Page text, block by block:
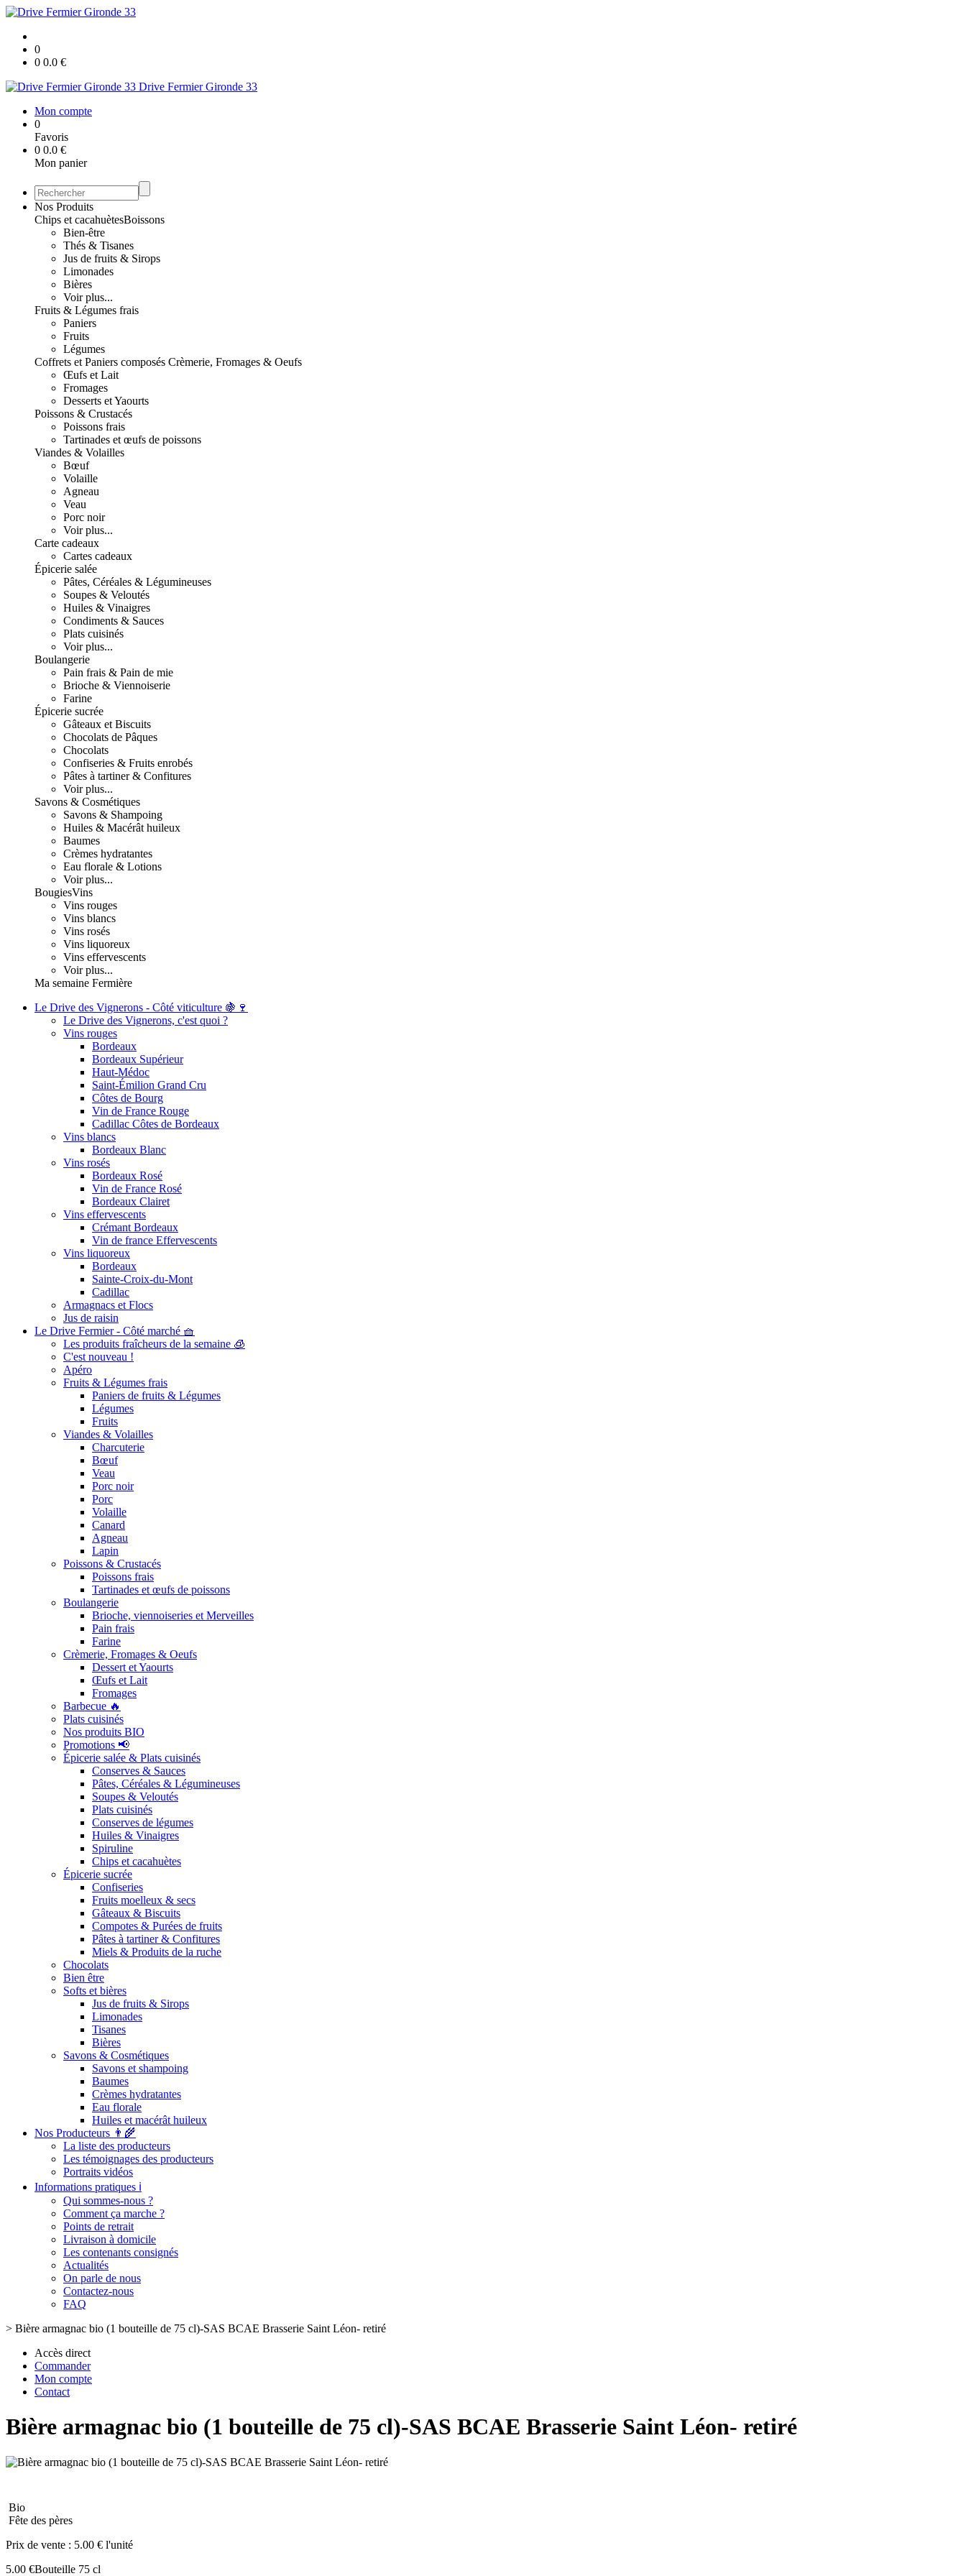
0
0 0.0 €
Drive Fermier Gironde 33
Mon compte
0
Favoris
0 0.0 €
Mon panier
Nos Produits
Chips et cacahuètesBoissons
Bien-être
Thés & Tisanes
Jus de fruits & Sirops
Limonades
Bières
Voir plus...
Fruits & Légumes frais
Paniers
Fruits
Légumes
Coffrets et Paniers composés Crèmerie, Fromages & Oeufs
Œufs et Lait
Fromages
Desserts et Yaourts
Poissons & Crustacés
Poissons frais
Tartinades et œufs de poissons
Viandes & Volailles
Bœuf
Volaille
Agneau
Veau
Porc noir
Voir plus...
Carte cadeaux
Cartes cadeaux
Épicerie salée
Pâtes, Céréales & Légumineuses
Soupes & Veloutés
Huiles & Vinaigres
Condiments & Sauces
Plats cuisinés
Voir plus...
Boulangerie
Pain frais & Pain de mie
Brioche & Viennoiserie
Farine
Épicerie sucrée
Gâteaux et Biscuits
Chocolats de Pâques
Chocolats
Confiseries & Fruits enrobés
Pâtes à tartiner & Confitures
Voir plus...
Savons & Cosmétiques
Savons & Shampoing
Huiles & Macérât huileux
Baumes
Crèmes hydratantes
Eau florale & Lotions
Voir plus...
BougiesVins
Vins rouges
Vins blancs
Vins rosés
Vins liquoreux
Vins effervescents
Voir plus...
Ma semaine Fermière
Le Drive des Vignerons - Côté viticulture 🍇🍷
Le Drive des Vignerons, c'est quoi ?
Vins rouges
Bordeaux
Bordeaux Supérieur
Haut-Médoc
Saint-Émilion Grand Cru
Côtes de Bourg
Vin de France Rouge
Cadillac Côtes de Bordeaux
Vins blancs
Bordeaux Blanc
Vins rosés
Bordeaux Rosé
Vin de France Rosé
Bordeaux Clairet
Vins effervescents
Crémant Bordeaux
Vin de france Effervescents
Vins liquoreux
Bordeaux
Sainte-Croix-du-Mont
Cadillac
Armagnacs et Flocs
Jus de raisin
Le Drive Fermier - Côté marché 🧺
Les produits fraîcheurs de la semaine 🧊
C'est nouveau !
Apéro
Fruits & Légumes frais
Paniers de fruits & Légumes
Légumes
Fruits
Viandes & Volailles
Charcuterie
Bœuf
Veau
Porc noir
Porc
Volaille
Canard
Agneau
Lapin
Poissons & Crustacés
Poissons frais
Tartinades et œufs de poissons
Boulangerie
Brioche, viennoiseries et Merveilles
Pain frais
Farine
Crèmerie, Fromages & Oeufs
Dessert et Yaourts
Œufs et Lait
Fromages
Barbecue 🔥
Plats cuisinés
Nos produits BIO
Promotions 📢
Épicerie salée & Plats cuisinés
Conserves & Sauces
Pâtes, Céréales & Légumineuses
Soupes & Veloutés
Plats cuisinés
Conserves de légumes
Huiles & Vinaigres
Spiruline
Chips et cacahuètes
Épicerie sucrée
Confiseries
Fruits moelleux & secs
Gâteaux & Biscuits
Compotes & Purées de fruits
Pâtes à tartiner & Confitures
Miels & Produits de la ruche
Chocolats
Bien être
Softs et bières
Jus de fruits & Sirops
Limonades
Tisanes
Bières
Savons & Cosmétiques
Savons et shampoing
Baumes
Crèmes hydratantes
Eau florale
Huiles et macérât huileux
Nos Producteurs 👨‍🌾
La liste des producteurs
Les témoignages des producteurs
Portraits vidéos
Informations pratiques ℹ️
Qui sommes-nous ?
Comment ça marche ?
Points de retrait
Livraison à domicile
Les contenants consignés
Actualités
On parle de nous
Contactez-nous
FAQ
> Bière armagnac bio (1 bouteille de 75 cl)-SAS BCAE Brasserie Saint Léon- retiré
Accès direct
Commander
Mon compte
Contact
Bière armagnac bio (1 bouteille de 75 cl)-SAS BCAE Brasserie Saint Léon- retiré
Bio
Fête des pères
Prix de vente : 5.00 € l'unité
5.00 €Bouteille 75 cl